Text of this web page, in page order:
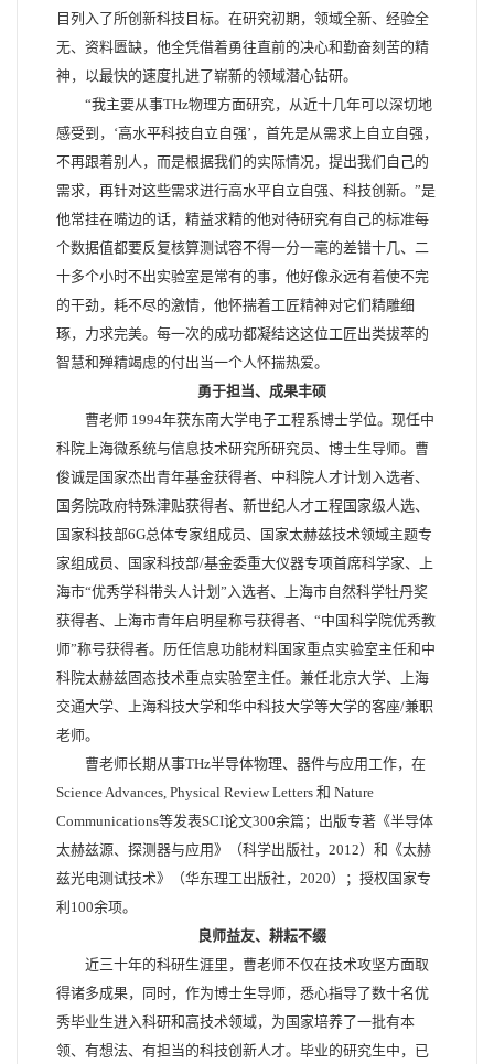
目列入了所创新科技目标。在研究初期，领域全新、经验全
无、资料匮缺，他全凭借着勇往直前的决心和勤奋刻苦的精
神，以最快的速度扎进了崭新的领域潜心钻研。
“我主要从事THz物理方面研究，从近十几年可以深切地
感受到，‘高水平科技自立自强’，首先是从需求上自立自强，
不再跟着别人，而是根据我们的实际情况，提出我们自己的
需求，再针对这些需求进行高水平自立自强、科技创新。”是
他常挂在嘴边的话，精益求精的他对待研究有自己的标准每
个数据值都要反复核算测试容不得一分一毫的差错十几、二
十多个小时不出实验室是常有的事，他好像永远有着使不完
的干劲，耗不尽的激情，他怀揣着工匠精神对它们精雕细
琢，力求完美。每一次的成功都凝结这这位工匠出类拔萃的
智慧和殚精竭虑的付出当一个人怀揣热爱。
勇于担当、成果丰硕
曹老师 1994年获东南大学电子工程系博士学位。现任中
科院上海微系统与信息技术研究所研究员、博士生导师。曹
俊诚是国家杰出青年基金获得者、中科院人才计划入选者、
国务院政府特殊津贴获得者、新世纪人才工程国家级人选、
国家科技部6G总体专家组成员、国家太赫兹技术领域主题专
家组成员、国家科技部/基金委重大仪器专项首席科学家、上
海市“优秀学科带头人计划”入选者、上海市自然科学牡丹奖
获得者、上海市青年启明星称号获得者、“中国科学院优秀教
师”称号获得者。历任信息功能材料国家重点实验室主任和中
科院太赫兹固态技术重点实验室主任。兼任北京大学、上海
交通大学、上海科技大学和华中科技大学等大学的客座/兼职
老师。
曹老师长期从事THz半导体物理、器件与应用工作，在
Science Advances, Physical Review Letters 和 Nature
Communications等发表SCI论文300余篇；出版专著《半导体
太赫兹源、探测器与应用》（科学出版社，2012）和《太赫
兹光电测试技术》（华东理工出版社，2020）；授权国家专
利100余项。
良师益友、耕耘不缀
近三十年的科研生涯里，曹老师不仅在技术攻坚方面取
得诸多成果，同时，作为博士生导师，悉心指导了数十名优
秀毕业生进入科研和高技术领域，为国家培养了一批有本
领、有想法、有担当的科技创新人才。毕业的研究生中，已